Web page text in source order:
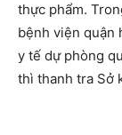
thực phẩm.
bệnh viện quận
y tế dự phòng
thì thanh tra Sở